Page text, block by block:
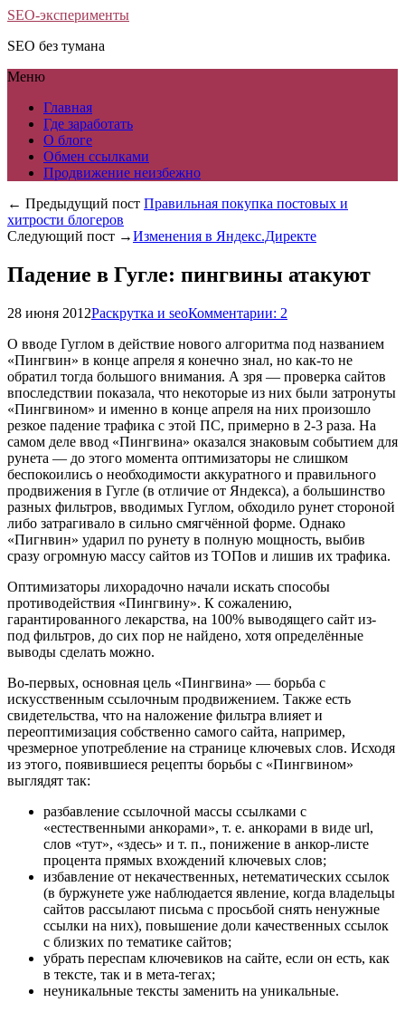
SEO-эксперименты
SEO без тумана
Меню
Главная
Где заработать
О блоге
Обмен ссылками
Продвижение неизбежно
← Предыдущий пост Правильная покупка постовых и
хитрости блогеров
Следующий пост →Изменения в Яндекс.Директе
Падение в Гугле: пингвины атакуют
28 июня 2012Раскрутка и seoКомментарии: 2
О вводе Гуглом в действие нового алгоритма под названием
«Пингвин» в конце апреля я конечно знал, но как-то не
обратил тогда большого внимания. А зря — проверка сайтов
впоследствии показала, что некоторые из них были затронуты
«Пингвином» и именно в конце апреля на них произошло
резкое падение трафика с этой ПС, примерно в 2-3 раза. На
самом деле ввод «Пингвина» оказался знаковым событием для
рунета — до этого момента оптимизаторы не слишком
беспокоились о необходимости аккуратного и правильного
продвижения в Гугле (в отличие от Яндекса), а большинство
разных фильтров, вводимых Гуглом, обходило рунет стороной
либо затрагивало в сильно смягчённой форме. Однако
«Пигнвин» ударил по рунету в полную мощность, выбив
сразу огромную массу сайтов из ТОПов и лишив их трафика.
Оптимизаторы лихорадочно начали искать способы
противодействия «Пингвину». К сожалению,
гарантированного лекарства, на 100% выводящего сайт из-
под фильтров, до сих пор не найдено, хотя определённые
выводы сделать можно.
Во-первых, основная цель «Пингвина» — борьба с
искусственным ссылочным продвижением. Также есть
свидетельства, что на наложение фильтра влияет и
переоптимизация собственно самого сайта, например,
чрезмерное употребление на странице ключевых слов. Исходя
из этого, появившиеся рецепты борьбы с «Пингвином»
выглядят так:
разбавление ссылочной массы ссылками с
«естественными анкорами», т. е. анкорами в виде url,
слов «тут», «здесь» и т. п., понижение в анкор-листе
процента прямых вхождений ключевых слов;
избавление от некачественных, нетематических ссылок
(в буржунете уже наблюдается явление, когда владельцы
сайтов рассылают письма с просьбой снять ненужные
ссылки на них), повышение доли качественных ссылок
с близких по тематике сайтов;
убрать переспам ключевиков на сайте, если он есть, как
в тексте, так и в мета-тегах;
неуникальные тексты заменить на уникальные.